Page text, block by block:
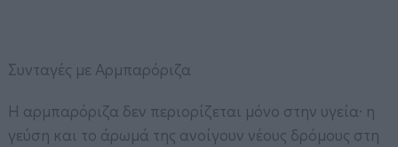
Συνταγές με Αρμπαρόριζα
Η αρμπαρόριζα δεν περιορίζεται μόνο στην υγεία· η
γεύση και το άρωμά της ανοίγουν νέους δρόμους στη